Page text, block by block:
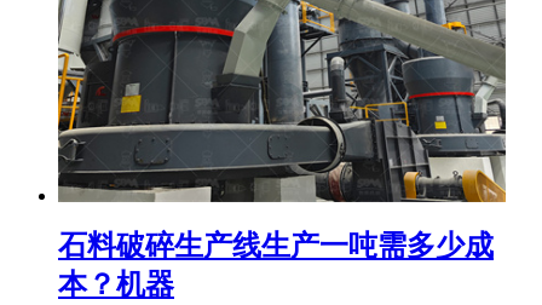
石料破碎生产线生产一吨需多少成
本？机器